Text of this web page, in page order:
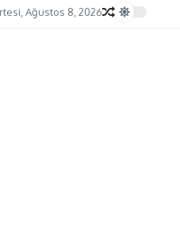
Ağustos 8, 2026